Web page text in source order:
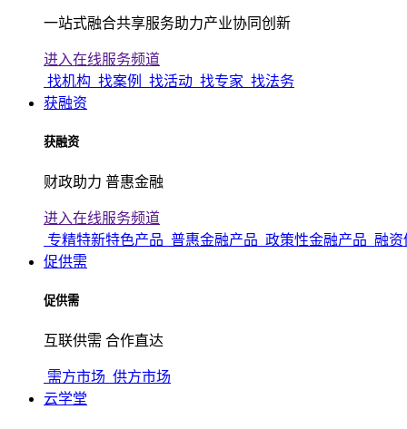
一站式融合共享服务助力产业协同创新
进入在线服务频道
找机构 找案例 找活动 找专家 找法务
获融资
获融资
财政助力 普惠金融
进入在线服务频道
专精特新特色产品 普惠金融产品 政策性金融产品 融资
促供需
促供需
互联供需 合作直达
需方市场 供方市场
云学堂